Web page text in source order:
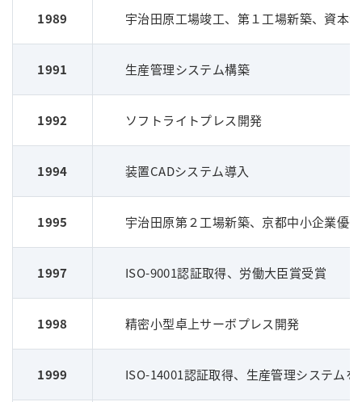
1989 宇治田原工場竣工、第１工場新築、資本
1991 生産管理システム構築
1992 ソフトライトプレス開発
1994 装置CADシステム導入
1995 宇治田原第２工場新築、京都中小企業優
1997 ISO-9001認証取得、労働大臣賞受賞
1998 精密小型卓上サーボプレス開発
1999 ISO-14001認証取得、生産管理システムを